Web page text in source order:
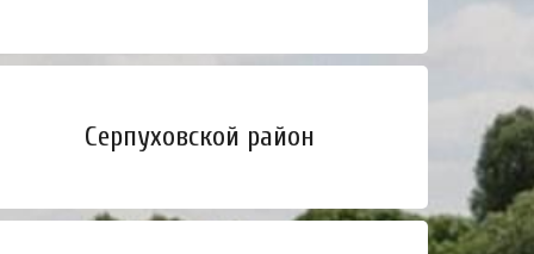
Серпуховской район